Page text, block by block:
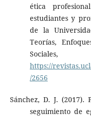
ética
estudiantes y
de la
Teorías,
https://
/2656
Sánchez, D. J.
seguimiento de